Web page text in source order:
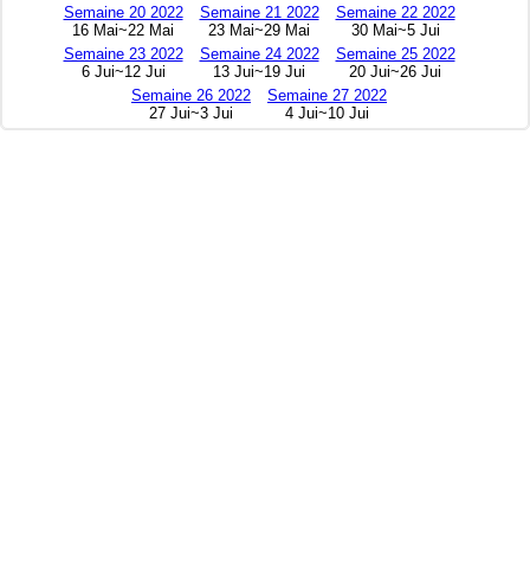
Semaine 20 2022
16 Mai~22 Mai
Semaine 21 2022
23 Mai~29 Mai
Semaine 22 2022
30 Mai~5 Jui
Semaine 23 2022
6 Jui~12 Jui
Semaine 24 2022
13 Jui~19 Jui
Semaine 25 2022
20 Jui~26 Jui
Semaine 26 2022
27 Jui~3 Jui
Semaine 27 2022
4 Jui~10 Jui